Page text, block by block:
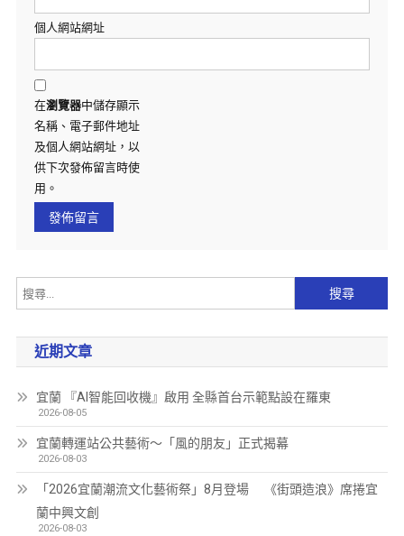
個人網站網址
在瀏覽器中儲存顯示
名稱、電子郵件地址
及個人網站網址，以
供下次發佈留言時使
用。
近期文章
宜蘭 『AI智能回收機』啟用 全縣首台示範點設在羅東
2026-08-05
宜蘭轉運站公共藝術～「風的朋友」正式揭幕
2026-08-03
「2026宜蘭潮流文化藝術祭」8月登場 《街頭造浪》席捲宜
蘭中興文創
2026-08-03